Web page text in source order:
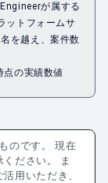
が属する
ットフォームサ
を越え、案件数
の実績数値
のです。 現在
ださい。 ま
用いただき、